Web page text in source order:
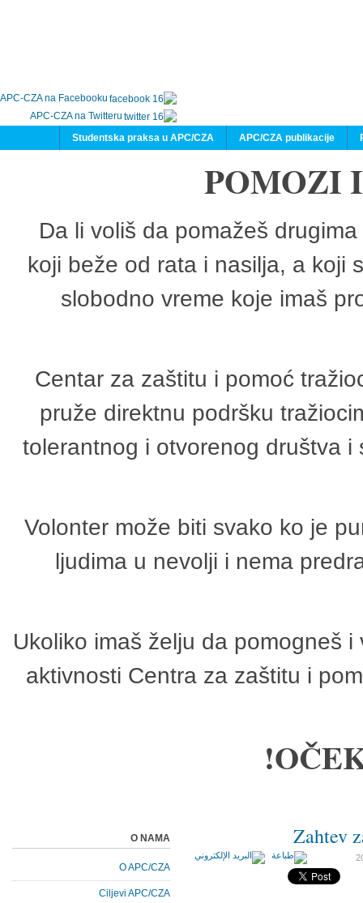
APC-CZA na Facebooku
APC-CZA na Twitteru
APC/CZA publikacije
Studentska praksa u APC/CZA
POMOZI
Da li voliš da pomažeš
koji beže od rata i nasilja, a koji
slobodno vreme koje imaš
Centar za zaštitu i pomoć
pruže direktnu podršku
tolerantnog i otvorenog društva
Volonter može biti svako ko je
ljudima u nevolji i nema
Ukoliko imaš želju da pomogneš
aktivnosti Centra za zaštitu i
Zahtev
O NAMA
O APC/CZA
Ciljevi APC/CZA